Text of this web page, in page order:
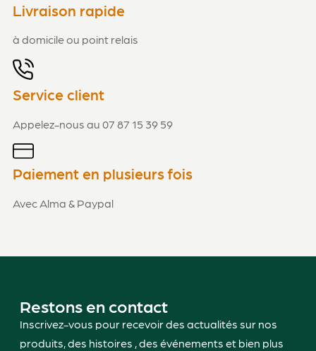
Livraison rapide
à domicile ou point relais
Service client
Appelez-nous au 07 87 15 39 59
Paiement en plusieurs fois
Avec Alma & Paypal
Restons en contact
Inscrivez-vous pour recevoir des actualités sur nos
produits, des histoires , des événements et bien plus